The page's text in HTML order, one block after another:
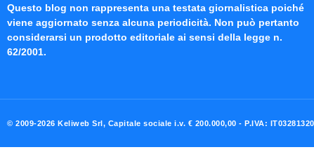
Questo blog non rappresenta una testata giornalistica poiché
viene aggiornato senza alcuna periodicità. Non può pertanto
considerarsi un prodotto editoriale ai sensi della legge n.
62/2001.
© 2009-2026 Keliweb Srl, Capitale sociale i.v. € 200.000,00 - P.IVA: